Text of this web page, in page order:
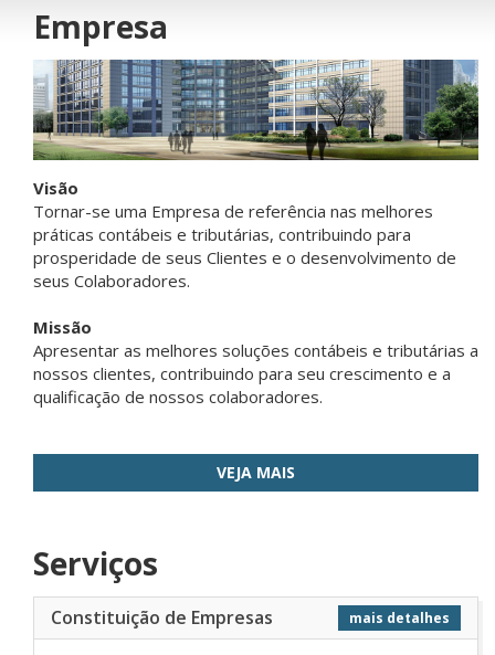
Empresa
Visão
Tornar-se uma Empresa de referência nas melhores
práticas contábeis e tributárias, contribuindo para
prosperidade de seus Clientes e o desenvolvimento de
seus Colaboradores.
Missão
Apresentar as melhores soluções contábeis e tributárias a
nossos clientes, contribuindo para seu crescimento e a
qualificação de nossos colaboradores.
VEJA MAIS
Serviços
Constituição de Empresas mais detalhes